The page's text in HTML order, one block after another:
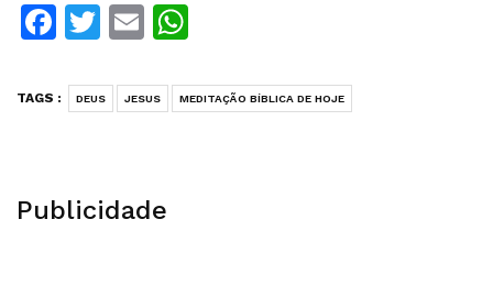
Facebook
Twitter
Email
TAGS : DEUS JESUS MEDITAÇÃO BÍBLICA DE HOJE
Publicidade